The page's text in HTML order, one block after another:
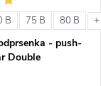
B 75 B 80 B
- push-
Double